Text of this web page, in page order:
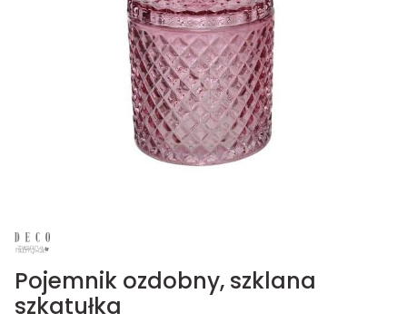
Pojemnik ozdobny, szklana
szkatułka